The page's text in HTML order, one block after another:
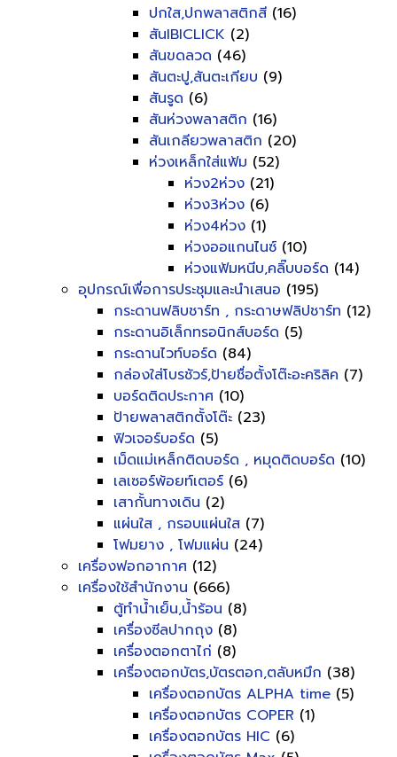
ปกใส,ปกพลาสติกสี (16)
สันIBICLICK (2)
สันขดลวด (46)
สันตะปู,สันตะเกียบ (9)
สันรูด (6)
สันห่วงพลาสติก (16)
สันเกลียวพลาสติก (20)
ห่วงเหล็กใส่แฟ้ม (52)
ห่วง2ห่วง (21)
ห่วง3ห่วง (6)
ห่วง4ห่วง (1)
ห่วงออแกนไนซ์ (10)
ห่วงแฟ้มหนีบ,คลิ๊บบอร์ด (14)
อุปกรณ์เพื่อการประชุมและนำเสนอ (195)
กระดานฟลิบชาร์ท , กระดาษฟลิปชาร์ท (12)
กระดานอิเล็กทรอนิกส์บอร์ด (5)
กระดานไวท์บอร์ด (84)
กล่องใส่โบรชัวร์,ป้ายชื่อตั้งโต๊ะอะคริลิค (7)
บอร์ดติดประกาศ (10)
ป้ายพลาสติกตั้งโต๊ะ (23)
ฟิวเจอร์บอร์ด (5)
เม็ดแม่เหล็กติดบอร์ด , หมุดติดบอร์ด (10)
เลเซอร์พ้อยท์เตอร์ (6)
เสากั้นทางเดิน (2)
แผ่นใส , กรอบแผ่นใส (7)
โฟมยาง , โฟมแผ่น (24)
เครื่องฟอกอากาศ (12)
เครื่องใช้สำนักงาน (666)
ตู้ทำน้ำเย็น,น้ำร้อน (8)
เครื่องซีลปากถุง (8)
เครื่องตอกตาไก่ (8)
เครื่องตอกบัตร,บัตรตอก,ตลับหมึก (38)
เครื่องตอกบัตร ALPHA time (5)
เครื่องตอกบัตร COPER (1)
เครื่องตอกบัตร HIC (6)